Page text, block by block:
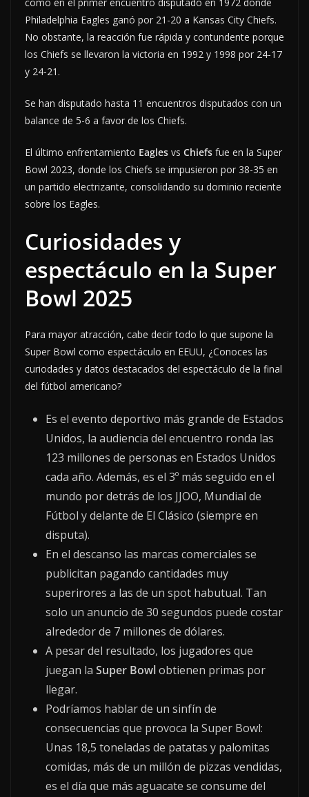
Philadelphia Eagles ganó por 21-20 a Kansas City Chiefs.
No obstante, la reacción fue rápida y contundente porque
los Chiefs se llevaron la victoria en 1992 y 1998 por 24-17
y 24-21.
Se han disputado hasta 11 encuentros disputados con un
balance de 5-6 a favor de los Chiefs.
El último enfrentamiento Eagles vs Chiefs fue en la Super
Bowl 2023, donde los Chiefs se impusieron por 38-35 en
un partido electrizante, consolidando su dominio reciente
sobre los Eagles.
Curiosidades y
espectáculo en la Super
Bowl 2025
Para mayor atracción, cabe decir todo lo que supone la
Super Bowl como espectáculo en EEUU, ¿Conoces las
curiodades y datos destacados del espectáculo de la final
del fútbol americano?
Es el evento deportivo más grande de Estados
Unidos, la audiencia del encuentro ronda las
123 millones de personas en Estados Unidos
cada año. Además, es el 3º más seguido en el
mundo por detrás de los JJOO, Mundial de
Fútbol y delante de El Clásico (siempre en
disputa).
En el descanso las marcas comerciales se
publicitan pagando cantidades muy
superirores a las de un spot habutual. Tan
solo un anuncio de 30 segundos puede costar
alrededor de 7 millones de dólares.
A pesar del resultado, los jugadores que
juegan la Super Bowlobtienen primas por
llegar.
Podríamos hablar de un sinfín de
consecuencias que provoca la Super Bowl:
Unas 18,5 toneladas de patatas y palomitas
comidas, más de un millón de pizzas vendidas,
es el día que más aguacate se consume del